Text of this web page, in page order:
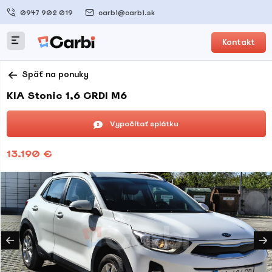
0947 902 019 carbi@carbi.sk
Kontakt
Späť na ponuky
KIA Stonic 1,6 CRDI M6
Vypočítať splátku
13.190 €